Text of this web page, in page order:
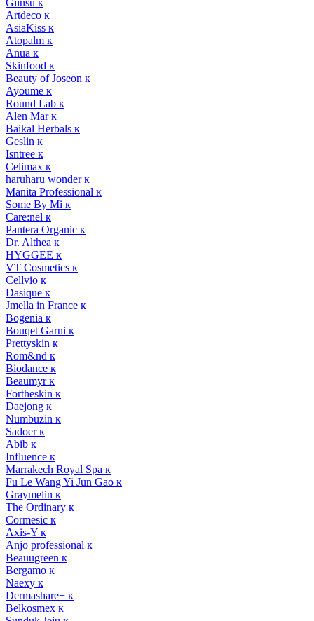
Giinsu к
Artdeco к
AsiaKiss к
Atopalm к
Anua к
Skinfood к
Beauty of Joseon к
Ayoume к
Round Lab к
Alen Mar к
Baikal Herbals к
Geslin к
Isntree к
Celimax к
haruharu wonder к
Manita Professional к
Some By Mi к
Care:nel к
Pantera Organic к
Dr. Althea к
HYGGEE к
VT Cosmetics к
Cellvio к
Dasique к
Jmella in France к
Bogenia к
Bouqet Garni к
Prettyskin к
Rom&nd к
Biodance к
Beaumyr к
Fortheskin к
Daejong к
Numbuzin к
Sadoer к
Abib к
Influence к
Marrakech Royal Spa к
Fu Le Wang Yi Jun Gao к
Graymelin к
The Ordinary к
Cormesic к
Axis-Y к
Anjo professional к
Beauugreen к
Bergamo к
Naexy к
Dermashare+ к
Belkosmex к